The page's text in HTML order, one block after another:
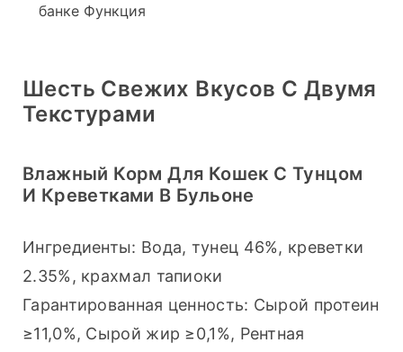
банке Функция
Шесть Свежих Вкусов С Двумя
Текстурами
Влажный Корм Для Кошек С Тунцом
И Креветками В Бульоне
Ингредиенты: Вода, тунец 46%, креветки
2.35%, крахмал тапиоки
Гарантированная ценность: Сырой протеин
≥11,0%, Сырой жир ≥0,1%, Рентная